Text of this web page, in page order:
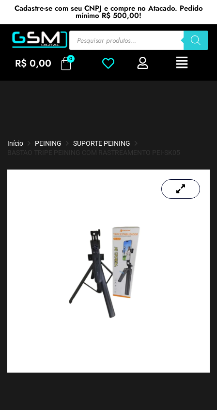
Cadastre-se com seu CNPJ e compre no Atacado. Pedido
mínimo R$ 500,00!
R$ 0,00
Início PEINING
SUPORTE PEINING
BASTAO TRIPE PEINING COM RASTREAMENTO PEI-SK05